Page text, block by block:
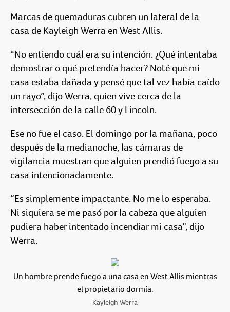
Marcas de quemaduras cubren un lateral de la
casa de Kayleigh Werra en West Allis.
“No entiendo cuál era su intención. ¿Qué intentaba
demostrar o qué pretendía hacer? Noté que mi
casa estaba dañada y pensé que tal vez había caído
un rayo”, dijo Werra, quien vive cerca de la
intersección de la calle 60 y Lincoln.
Ese no fue el caso. El domingo por la mañana, poco
después de la medianoche, las cámaras de
vigilancia muestran que alguien prendió fuego a su
casa intencionadamente.
“Es simplemente impactante. No me lo esperaba.
Ni siquiera se me pasó por la cabeza que alguien
pudiera haber intentado incendiar mi casa”, dijo
Werra.
Un hombre prende fuego a una casa en West Allis mientras
el propietario dormía.
Kayleigh Werra